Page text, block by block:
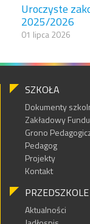
Uroczyste
2025/2026
01 lipca 2026
SZKOŁA
Dokumenty
Zakładowy
Grono
Pedagog
Projekty
Kontakt
PRZEDSZKOLE
Aktualności